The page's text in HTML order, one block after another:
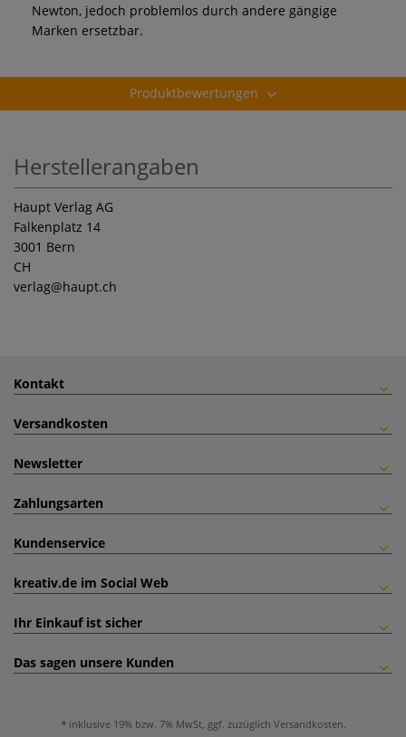
Newton, jedoch problemlos durch andere gängige
Marken ersetzbar.
Produktbewertungen
Herstellerangaben
Haupt Verlag AG
Falkenplatz 14
3001 Bern
CH
verlag@haupt.ch
Kontakt
Versandkosten
Newsletter
Zahlungsarten
Kundenservice
kreativ.de im Social Web
Ihr Einkauf ist sicher
Das sagen unsere Kunden
inklusive 19% bzw. 7% MwSt, ggf. zuzüglich Versandkosten.